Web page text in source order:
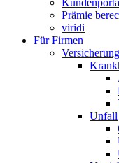
Prämie
viridi
Für Firmen
Unfall